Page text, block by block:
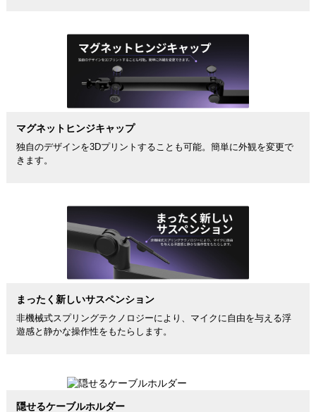
マグネットヒンジキャップ
独自のデザインを3Dプリントすることも可能。簡単に外観を変更で
きます。
まったく新しいサスペンション
非機械式スプリングテクノロジーにより、マイクに自由を与える浮
遊感と静かな操作性をもたらします。
隠せるケーブルホルダー